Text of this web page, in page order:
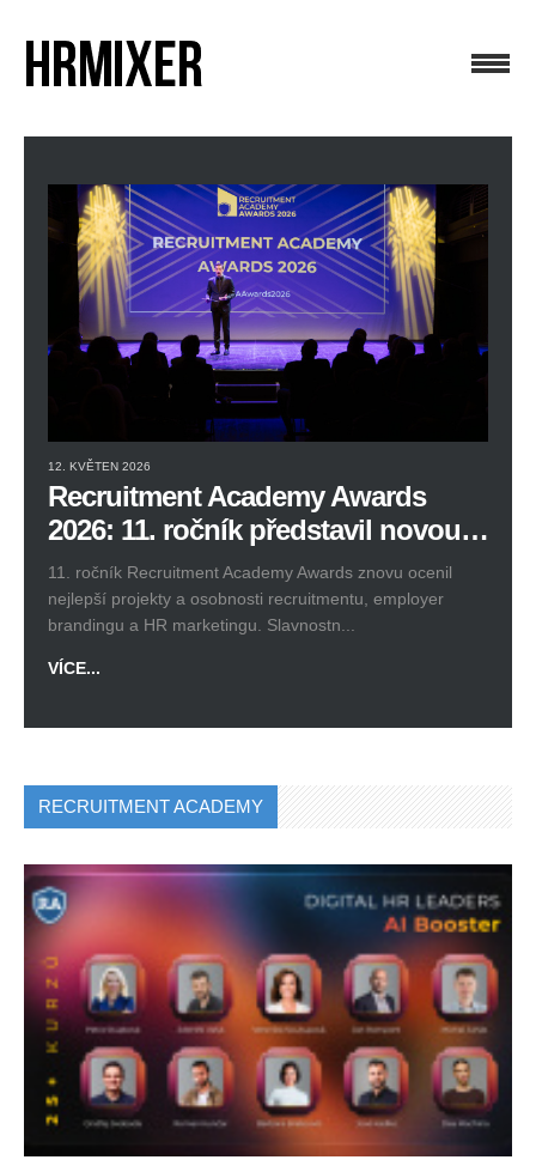
12. KVĚTEN 2026
Recruitment Academy Awards
2026: 11. ročník představil novou…
11. ročník Recruitment Academy Awards znovu ocenil
nejlepší projekty a osobnosti recruitmentu, employer
brandingu a HR marketingu. Slavnostn...
VÍCE...
RECRUITMENT ACADEMY